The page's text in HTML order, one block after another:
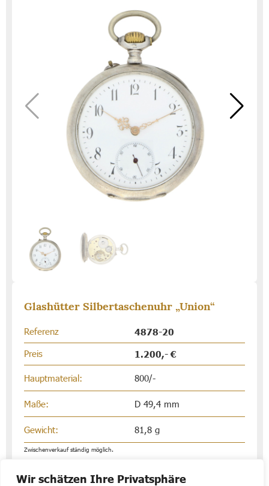
Wir schätzen Ihre Privatsphäre
Glashütter Silbertaschenuhr „Union“
Referenz 4878-20
Preis 1.200,- €
Hauptmaterial: 800/-
Maße: D 49,4 mm
Gewicht: 81,8 g
Zwischenverkauf ständig möglich.